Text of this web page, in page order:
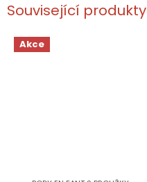
Související produkty
Akce